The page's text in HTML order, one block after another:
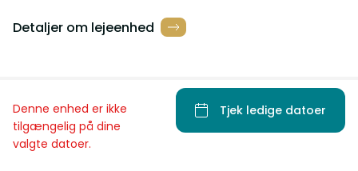
Detaljer om lejeenhed
Denne enhed er ikke
tilgængelig på dine
valgte datoer.
Tjek ledige datoer